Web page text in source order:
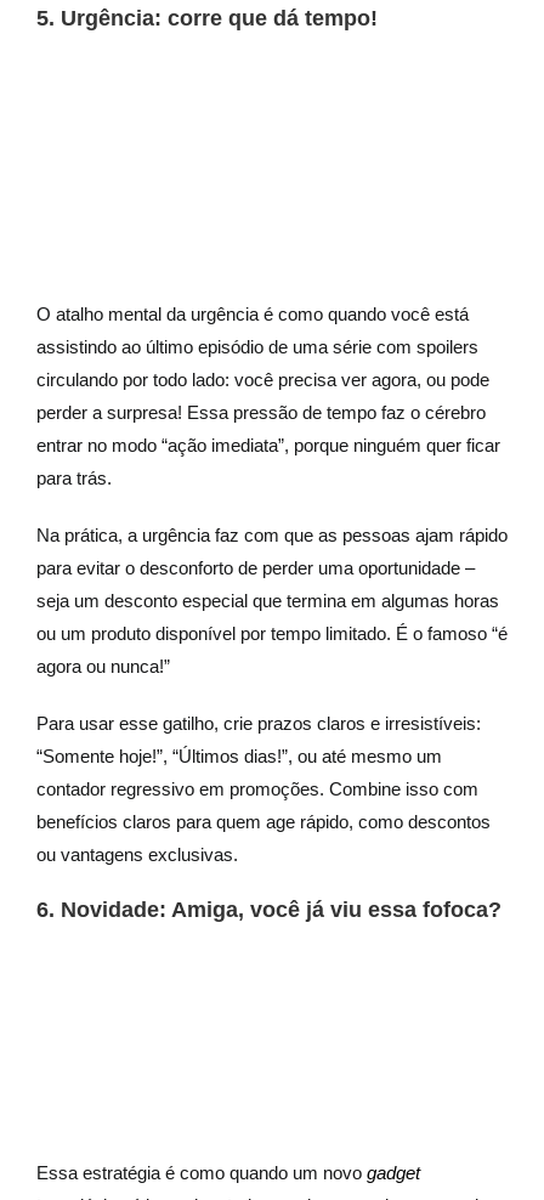
5. Urgência: corre que dá tempo!
O atalho mental da urgência é como quando você está
assistindo ao último episódio de uma série com spoilers
circulando por todo lado: você precisa ver agora, ou pode
perder a surpresa! Essa pressão de tempo faz o cérebro
entrar no modo “ação imediata”, porque ninguém quer ficar
para trás.
Na prática, a urgência faz com que as pessoas ajam rápido
para evitar o desconforto de perder uma oportunidade –
seja um desconto especial que termina em algumas horas
ou um produto disponível por tempo limitado. É o famoso “é
agora ou nunca!”
Para usar esse gatilho, crie prazos claros e irresistíveis:
“Somente hoje!”, “Últimos dias!”, ou até mesmo um
contador regressivo em promoções. Combine isso com
benefícios claros para quem age rápido, como descontos
ou vantagens exclusivas.
6. Novidade: Amiga, você já viu essa fofoca?
Essa estratégia é como quando um novo gadget